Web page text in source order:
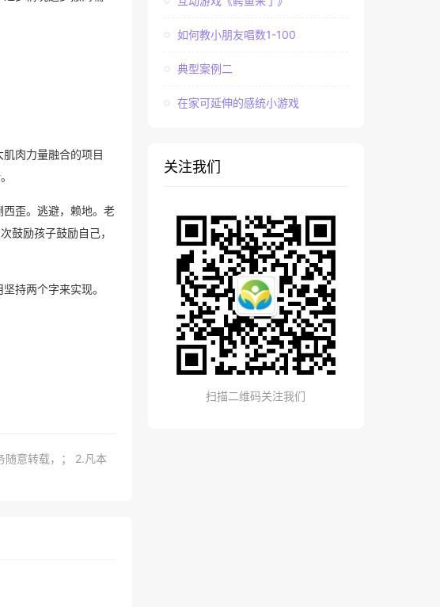
肉力量融合的项目
歪。逃避，赖地。老
鼓励孩子鼓励自己，
持两个字来实现。
随意转载，； 2.凡本
如何教小朋友唱数1-100
典型案例二
在家可延伸的感统小游戏
关注我们
扫描二维码关注我们